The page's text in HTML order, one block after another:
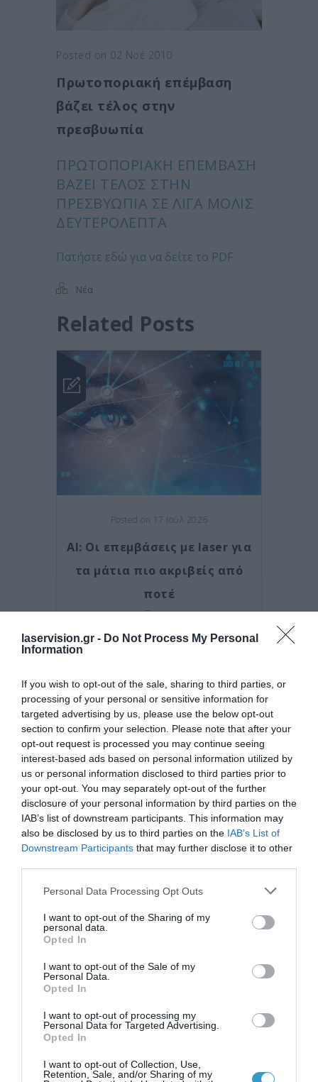
laservision.gr - Do Not Process My Personal
Information
If you wish to opt-out of the sale, sharing to third parties, or
processing of your personal or sensitive information for
targeted advertising by us, please use the below opt-out
section to confirm your selection. Please note that after your
opt-out request is processed you may continue seeing
interest-based ads based on personal information utilized by
us or personal information disclosed to third parties prior to
your opt-out. You may separately opt-out of the further
disclosure of your personal information by third parties on the
IAB’s list of downstream participants. This information may
also be disclosed by us to third parties on the IAB’s List of
Downstream Participants that may further disclose it to other
Please note that this website/app uses one or more Google
not limited to your visit or usage behaviour. You may click to
grant or deny consent to Google and its third-party tags to
use your data for below specified purposes in below Google
consent section.
Personal Data Processing Opt Outs
I want to opt-out of the Sharing of my
personal data.
Opted In
I want to opt-out of the Sale of my
Personal Data.
Opted In
I want to opt-out of processing my
Personal Data for Targeted Advertising.
Opted In
I want to opt-out of Collection, Use,
Retention, Sale, and/or Sharing of my
Posted on 02 Νοέ 2010
Πρωτοποριακή επέμβαση
βάζει τέλος στην
πρεσβυωπία
ΠΡΩΤΟΠΟΡΙΑΚΉ ΕΠΈΜΒΑΣΗ
ΒΆΖΕΙ ΤΈΛΟΣ ΣΤΗΝ
ΠΡΕΣΒΥΩΠΊΑ ΣΕ ΛΊΓΑ ΜΌΛΙΣ
ΔΕΥΤΕΡΌΛΕΠΤΑ
Πατήστε εδώ για να δείτε το PDF
Νέα
Related Posts
Posted on 17 Ιούλ 2026
AI: Οι επεμβάσεις με laser για
τα μάτια πιο ακριβείς από
ποτέ
Posted on 29 Ιούν 2026
Ωχρά κηλίδα: Γιατί το
επικίνδυνη εποχή για τα
μάτια;